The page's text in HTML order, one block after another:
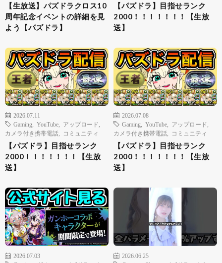
【生放送】パズドラクロス10
周年記念イベントの詳細を見
よう【パズドラ】
【パズドラ】目指せランク
2000！！！！！！！【生放
送】
2026.07.11
Gaming
YouTube アップロード
カメラ付き携帯電話
コミュニティ
【パズドラ】目指せランク
2000！！！！！！！【生放
送】
2026.07.08
Gaming
YouTube アップロード
カメラ付き携帯電話
コミュニティ
【パズドラ】目指せランク
2000！！！！！！！【生放
送】
2026.07.03
2026.06.25